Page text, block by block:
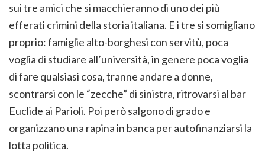
sui tre amici che si macchieranno di uno dei più
efferati crimini della storia italiana. E i tre si somigliano
proprio: famiglie alto-borghesi con servitù, poca
voglia di studiare all’università, in genere poca voglia
di fare qualsiasi cosa, tranne andare a donne,
scontrarsi con le “zecche” di sinistra, ritrovarsi al bar
Euclide ai Parioli. Poi però salgono di grado e
organizzano una rapina in banca per autofinanziarsi la
lotta politica.